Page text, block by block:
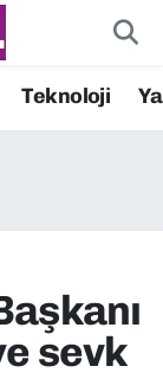
Teknoloji
sevk